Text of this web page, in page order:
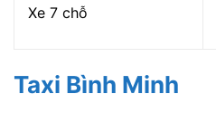
Xe 7 chỗ
Taxi Bình Minh